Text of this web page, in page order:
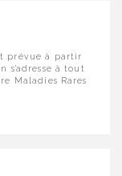
prévue à partir
s’adresse à tout
Maladies Rares